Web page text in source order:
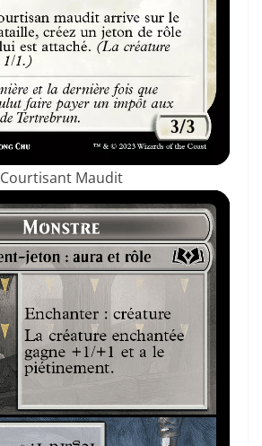
Courtisant Maudit